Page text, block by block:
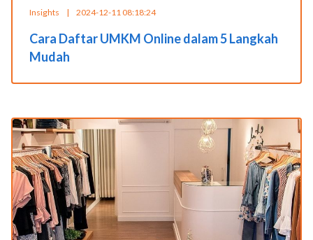
Insights | 2024-12-11 08:18:24
Cara Daftar UMKM Online dalam 5 Langkah
Mudah